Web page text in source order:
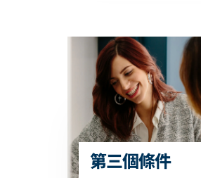
第三個條件